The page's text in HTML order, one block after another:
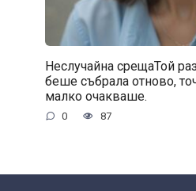
Неслучайна срещаТой
беше събрала отново,
малко очакваше.
0 87